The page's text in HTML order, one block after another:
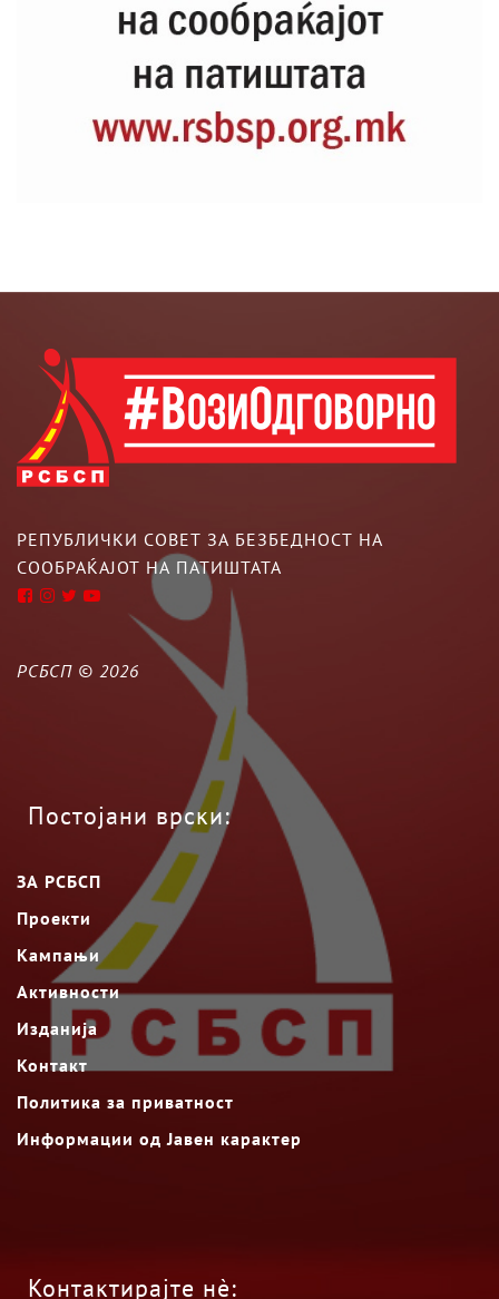
РЕПУБЛИЧКИ СОВЕТ ЗА БЕЗБЕДНОСТ НА
СООБРАЌАЈОТ НА ПАТИШТАТА
РСБСП © 2026
Постојани врски:
ЗА РСБСП
Проекти
Кампањи
Активности
Изданија
Контакт
Политика за приватност
Информации од Јавен карактер
Контактирајте нè: